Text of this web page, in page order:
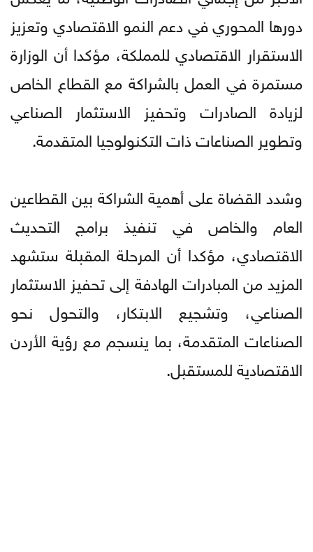
دورها المحوري في دعم النمو الاقتصادي وتعزيز
الاستقرار الاقتصادي للمملكة، مؤكدا أن الوزارة
مستمرة في العمل بالشراكة مع القطاع الخاص
لزيادة الصادرات وتحفيز الاستثمار الصناعي
وتطوير الصناعات ذات التكنولوجيا المتقدمة.
وشدد القضاة على أهمية الشراكة بين القطاعين
العام والخاص في تنفيذ برامج التحديث
الاقتصادي، مؤكدا أن المرحلة المقبلة ستشهد
المزيد من المبادرات الهادفة إلى تحفيز الاستثمار
الصناعي، وتشجيع الابتكار، والتحول نحو
الصناعات المتقدمة، بما ينسجم مع رؤية الأردن
الاقتصادية للمستقبل.